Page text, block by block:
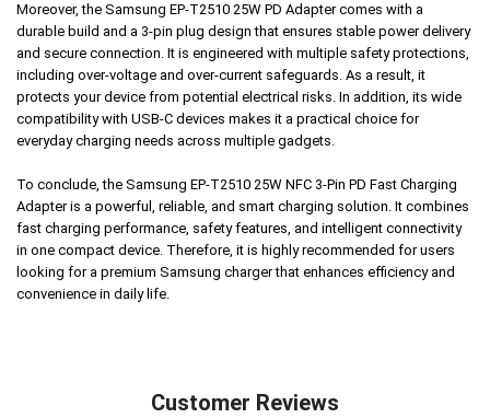
Moreover, the Samsung EP-T2510 25W PD Adapter comes with a
durable build and a 3-pin plug design that ensures stable power delivery
and secure connection. It is engineered with multiple safety protections,
including over-voltage and over-current safeguards. As a result, it
protects your device from potential electrical risks. In addition, its wide
compatibility with USB-C devices makes it a practical choice for
everyday charging needs across multiple gadgets.
To conclude, the Samsung EP-T2510 25W NFC 3-Pin PD Fast Charging
Adapter is a powerful, reliable, and smart charging solution. It combines
fast charging performance, safety features, and intelligent connectivity
in one compact device. Therefore, it is highly recommended for users
looking for a premium Samsung charger that enhances efficiency and
convenience in daily life.
Customer Reviews